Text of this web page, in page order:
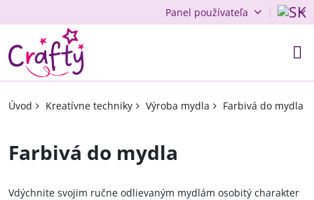
Panel používateľa
Úvod Kreatívne techniky Výroba mydla Farbivá do mydla
Farbivá do mydla
Vdýchnite svojim ručne odlievaným mydlám osobitý charakter